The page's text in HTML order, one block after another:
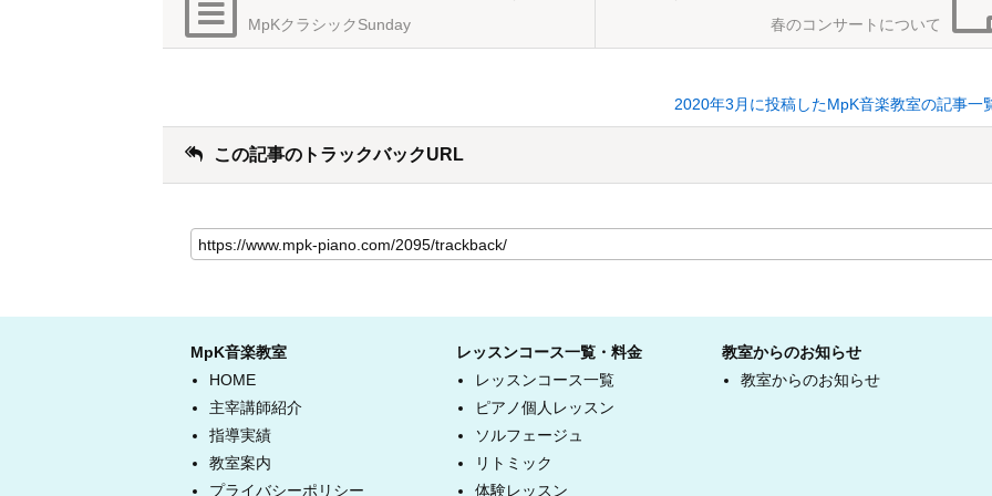
春のコンサートについて
MpKクラシックSunday
2020年3月に投稿したMpK音楽教室の記事一
この記事のトラックバックURL
MpK音楽教室
HOME
主宰講師紹介
指導実績
教室案内
プライバシーポリシー
レッスンコース一覧・料金
レッスンコース一覧
ピアノ個人レッスン
ソルフェージュ
リトミック
体験レッスン
教室からのお知らせ
教室からのお知らせ